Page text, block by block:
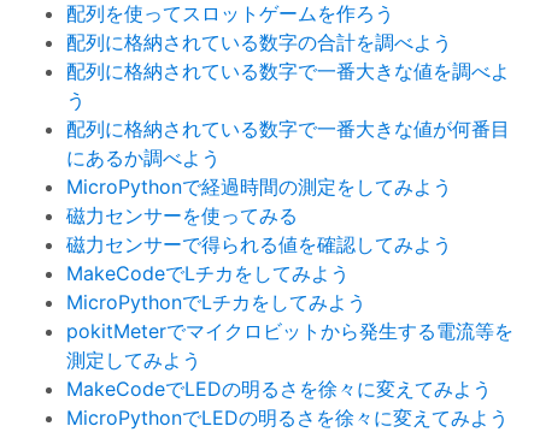
配列を使ってスロットゲームを作ろう
配列に格納されている数字の合計を調べよう
配列に格納されている数字で一番大きな値を調べよ
う
配列に格納されている数字で一番大きな値が何番目
にあるか調べよう
MicroPythonで経過時間の測定をしてみよう
磁力センサーを使ってみる
磁力センサーで得られる値を確認してみよう
MakeCodeでLチカをしてみよう
MicroPythonでLチカをしてみよう
pokitMeterでマイクロビットから発生する電流等を
測定してみよう
MakeCodeでLEDの明るさを徐々に変えてみよう
MicroPythonでLEDの明るさを徐々に変えてみよう